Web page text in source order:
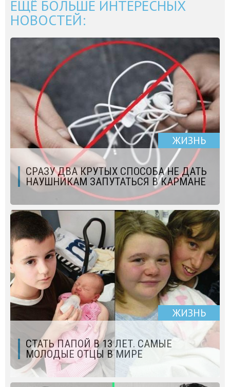
ЕЩЁ БОЛЬШЕ ИНТЕРЕСНЫХ
НОВОСТЕЙ:
ЖИЗНЬ
СРАЗУ ДВА КРУТЫХ СПОСОБА НЕ ДАТЬ
НАУШНИКАМ ЗАПУТАТЬСЯ В КАРМАНЕ
ЖИЗНЬ
СТАТЬ ПАПОЙ В 13 ЛЕТ. САМЫЕ
МОЛОДЫЕ ОТЦЫ В МИРЕ